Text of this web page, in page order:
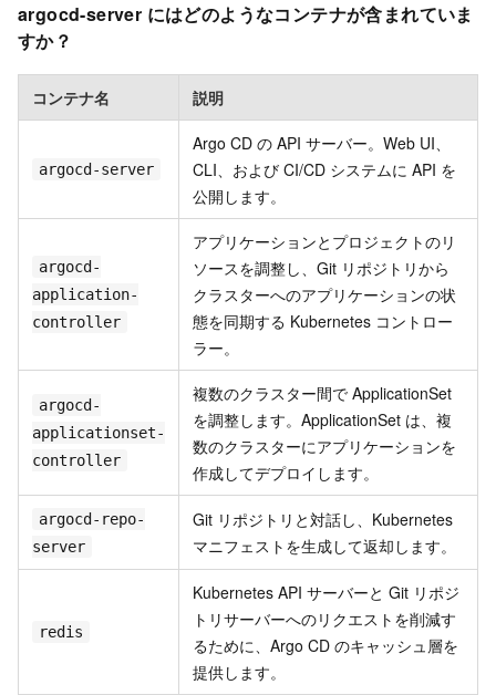
argocd-server にはどのようなコンテナが含まれていま
すか？
コンテナ名 説明
argocd-server
Argo CD の API サーバー。Web UI、
CLI、および CI/CD システムに API を
公開します。
argocd-
application-
controller
アプリケーションとプロジェクトのリ
ソースを調整し、Git リポジトリから
クラスターへのアプリケーションの状
態を同期する Kubernetes コントロー
ラー。
argocd-
applicationset-
controller
複数のクラスター間で ApplicationSet
を調整します。ApplicationSet は、複
数のクラスターにアプリケーションを
作成してデプロイします。
argocd-repo-
server
Git リポジトリと対話し、Kubernetes
マニフェストを生成して返却します。
redis
Kubernetes API サーバーと Git リポジ
トリサーバーへのリクエストを削減す
るために、Argo CD のキャッシュ層を
提供します。